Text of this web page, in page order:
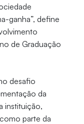
ganha”, define
de Graduação
desafio
da
instituição,
parte da